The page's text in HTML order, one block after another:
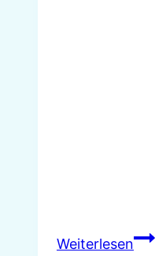
WeiterlesenDie